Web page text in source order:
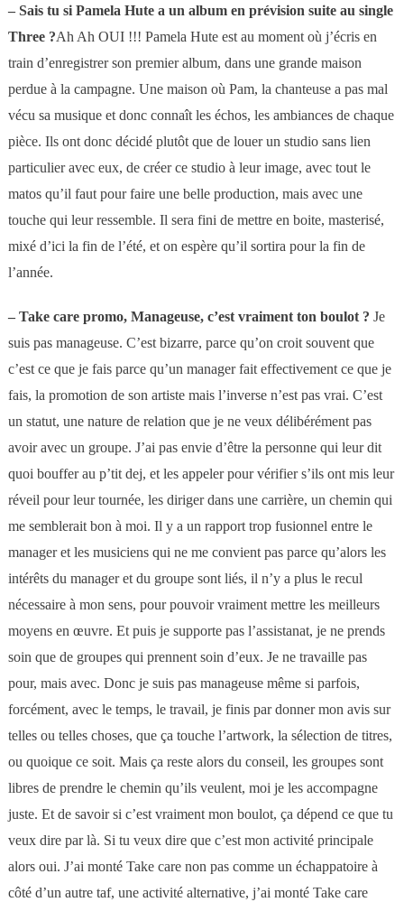
– Sais tu si Pamela Hute a un album en prévision suite au single
Three ?Ah Ah OUI !!! Pamela Hute est au moment où j’écris en
train d’enregistrer son premier album, dans une grande maison
perdue à la campagne. Une maison où Pam, la chanteuse a pas mal
vécu sa musique et donc connaît les échos, les ambiances de chaque
pièce. Ils ont donc décidé plutôt que de louer un studio sans lien
particulier avec eux, de créer ce studio à leur image, avec tout le
matos qu’il faut pour faire une belle production, mais avec une
touche qui leur ressemble. Il sera fini de mettre en boite, masterisé,
mixé d’ici la fin de l’été, et on espère qu’il sortira pour la fin de
l’année.
– Take care promo, Manageuse, c’est vraiment ton boulot ? Je
suis pas manageuse. C’est bizarre, parce qu’on croit souvent que
c’est ce que je fais parce qu’un manager fait effectivement ce que je
fais, la promotion de son artiste mais l’inverse n’est pas vrai. C’est
un statut, une nature de relation que je ne veux délibérément pas
avoir avec un groupe. J’ai pas envie d’être la personne qui leur dit
quoi bouffer au p’tit dej, et les appeler pour vérifier s’ils ont mis leur
réveil pour leur tournée, les diriger dans une carrière, un chemin qui
me semblerait bon à moi. Il y a un rapport trop fusionnel entre le
manager et les musiciens qui ne me convient pas parce qu’alors les
intérêts du manager et du groupe sont liés, il n’y a plus le recul
nécessaire à mon sens, pour pouvoir vraiment mettre les meilleurs
moyens en œuvre. Et puis je supporte pas l’assistanat, je ne prends
soin que de groupes qui prennent soin d’eux. Je ne travaille pas
pour, mais avec. Donc je suis pas manageuse même si parfois,
forcément, avec le temps, le travail, je finis par donner mon avis sur
telles ou telles choses, que ça touche l’artwork, la sélection de titres,
ou quoique ce soit. Mais ça reste alors du conseil, les groupes sont
libres de prendre le chemin qu’ils veulent, moi je les accompagne
juste. Et de savoir si c’est vraiment mon boulot, ça dépend ce que tu
veux dire par là. Si tu veux dire que c’est mon activité principale
alors oui. J’ai monté Take care non pas comme un échappatoire à
côté d’un autre taf, une activité alternative, j’ai monté Take care